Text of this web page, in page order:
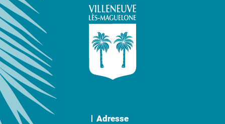
Adresse